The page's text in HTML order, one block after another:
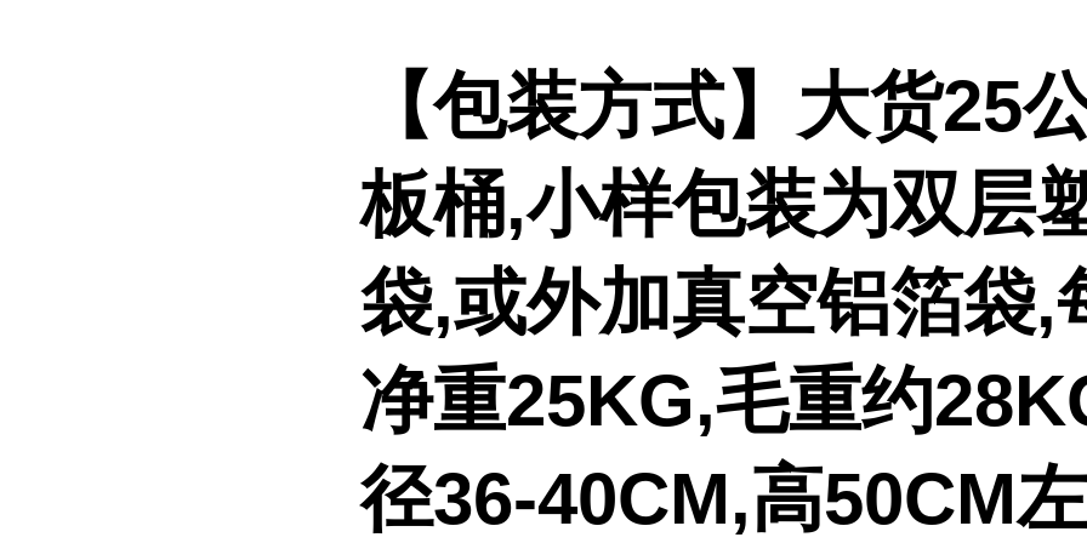
【包装方式】大货25
板桶,小样包装为双层
袋,或外加真空铝箔袋,
净重25KG,毛重约
径36-40CM,高50CM